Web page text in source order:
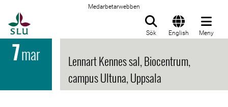
Medarbetarwebben
Sök English Meny
7mar
Lennart Kennes sal, Biocentrum,
campus Ultuna, Uppsala